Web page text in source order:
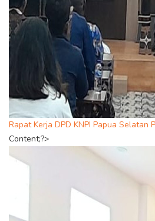
Rapat Kerja DPD KNPI Papua Selatan
Content;?>